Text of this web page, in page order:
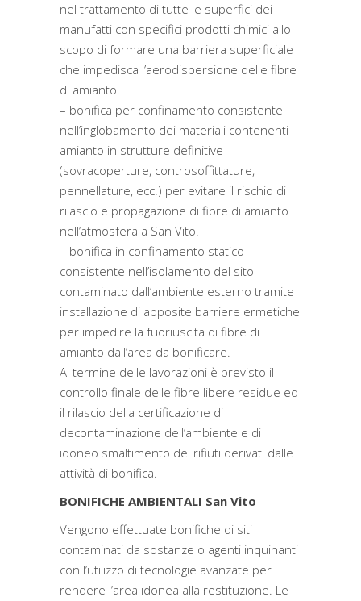
nel trattamento di tutte le superfici dei
manufatti con specifici prodotti chimici allo
scopo di formare una barriera superficiale
che impedisca l’aerodispersione delle fibre
di amianto.
– bonifica per confinamento consistente
nell’inglobamento dei materiali contenenti
amianto in strutture definitive
(sovracoperture, controsoffittature,
pennellature, ecc.) per evitare il rischio di
rilascio e propagazione di fibre di amianto
nell’atmosfera a San Vito.
– bonifica in confinamento statico
consistente nell’isolamento del sito
contaminato dall’ambiente esterno tramite
installazione di apposite barriere ermetiche
per impedire la fuoriuscita di fibre di
amianto dall’area da bonificare.
Al termine delle lavorazioni è previsto il
controllo finale delle fibre libere residue ed
il rilascio della certificazione di
decontaminazione dell’ambiente e di
idoneo smaltimento dei rifiuti derivati dalle
attività di bonifica.
BONIFICHE AMBIENTALI San Vito
Vengono effettuate bonifiche di siti
contaminati da sostanze o agenti inquinanti
con l’utilizzo di tecnologie avanzate per
rendere l’area idonea alla restituzione. Le